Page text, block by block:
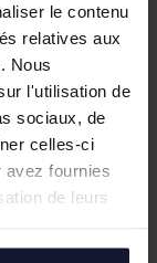
le contenu
relatives aux
Nous
l'utilisation de
sociaux, de
celles-ci
avez fournies
de leurs